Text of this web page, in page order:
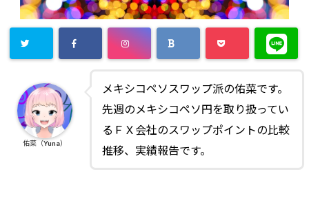
メキシコペソスワップ派の佑菜です。
先週のメキシコペソ円を取り扱ってい
るＦＸ会社のスワップポイントの比較
推移、実績報告です。
佑菜（Yuna）